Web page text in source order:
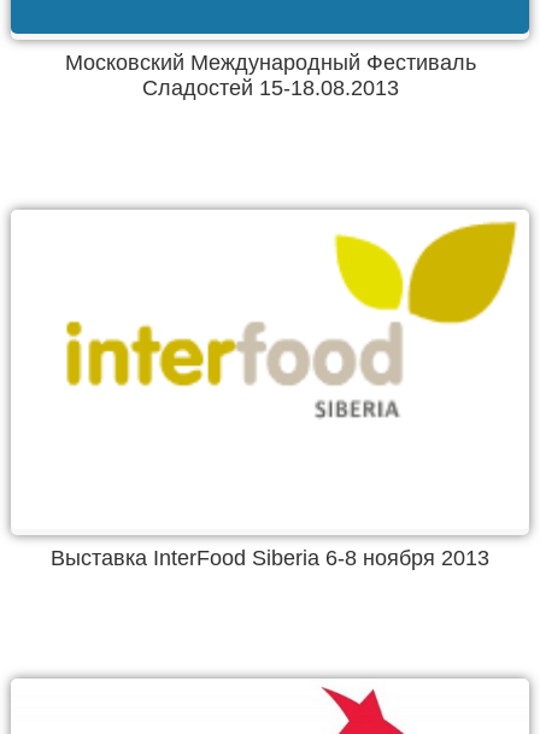
Московский Международный Фестиваль
Сладостей 15-18.08.2013
Выставка InterFood Siberia 6-8 ноября 2013